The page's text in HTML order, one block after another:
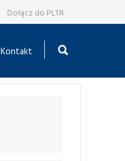
Dołącz do PLTR
Kontakt